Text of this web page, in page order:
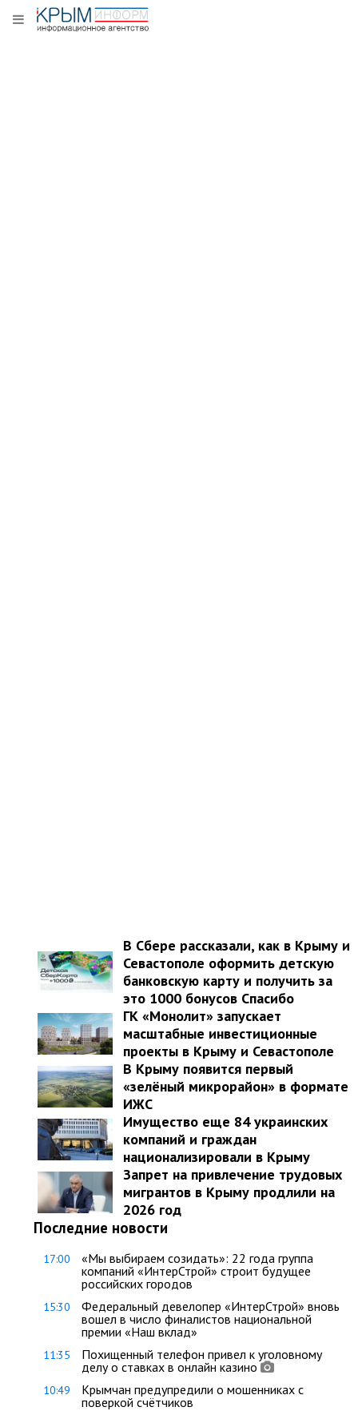
В Сбере рассказали, как в Крыму и
Севастополе оформить детскую
банковскую карту и получить за
это 1000 бонусов Спасибо
ГК «Монолит» запускает
масштабные инвестиционные
проекты в Крыму и Севастополе
В Крыму появится первый
«зелёный микрорайон» в формате
ИЖС
Имущество еще 84 украинских
компаний и граждан
национализировали в Крыму
Запрет на привлечение трудовых
мигрантов в Крыму продлили на
2026 год
Последние новости
17:00
«Мы выбираем созидать»: 22 года группа
компаний «ИнтерСтрой» строит будущее
российских городов
15:30
Федеральный девелопер «ИнтерСтрой» вновь
вошел в число финалистов национальной
премии «Наш вклад»
11:35
Похищенный телефон привел к уголовному
делу о ставках в онлайн казино
10:49
Крымчан предупредили о мошенниках с
поверкой счётчиков